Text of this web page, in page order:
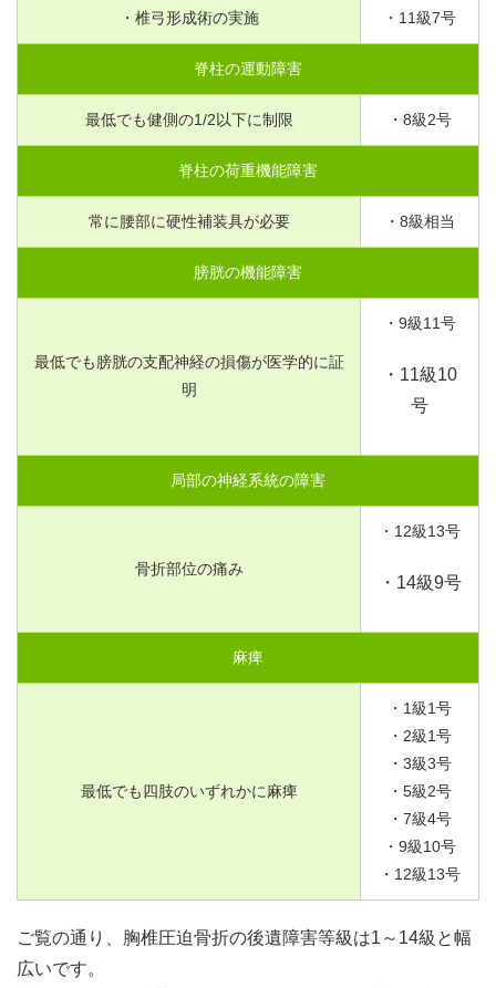
・椎弓形成術の実施
・ 11級7号
脊柱の運動障害
最低でも健側の1/2以下に制限 ・ 8級2号
脊柱の荷重機能障害
常に腰部に硬性補装具が必要 ・ 8級相当
膀胱の機能障害
最低でも膀胱の支配神経の損傷が医学的に証
明
・ 9級11号
・ 11級10
号
局部の神経系統の障害
骨折部位の痛み
・ 12級13号
・ 14級9号
麻痺
最低でも四肢のいずれかに麻痺
・ 1級1号
・ 2級1号
・ 3級3号
・ 5級2号
・ 7級4号
・ 9級10号
・ 12級13号
ご覧の通り、胸椎圧迫骨折の後遺障害等級は1～14級と幅
広いです。